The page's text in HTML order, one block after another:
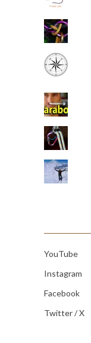
YouTube
Instagram
Facebook
Twitter / X